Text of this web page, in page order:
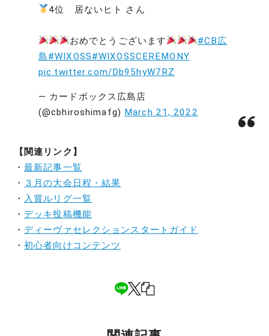
4位 居ないヒト さん
おめでとうございます
#CB広
島#WIXOSS#WIXOSSCEREMONY
pic.twitter.com/Db95hyW7RZ
— カードボックス広島店
(@cbhiroshimafg) March 21, 2022
【関連リンク】
・最新記事一覧
・ ３月の大会日程・結果
・ 入賞ルリグ一覧
・ デッキ投稿機能
・ ディーヴァセレクションスタートガイド
・初心者向けコンテンツ